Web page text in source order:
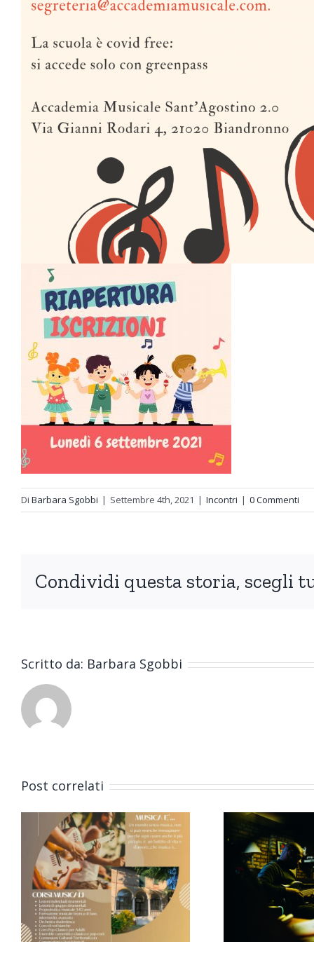
Di Barbara Sgobbi | Settembre 4th, 2021 | Incontri | 0 Commenti
Condividi questa storia, scegli
Scritto da: Barbara Sgobbi
Post correlati
Workshop:
Tecniche di
ripresa e
registrazione
audio “SELF-
e